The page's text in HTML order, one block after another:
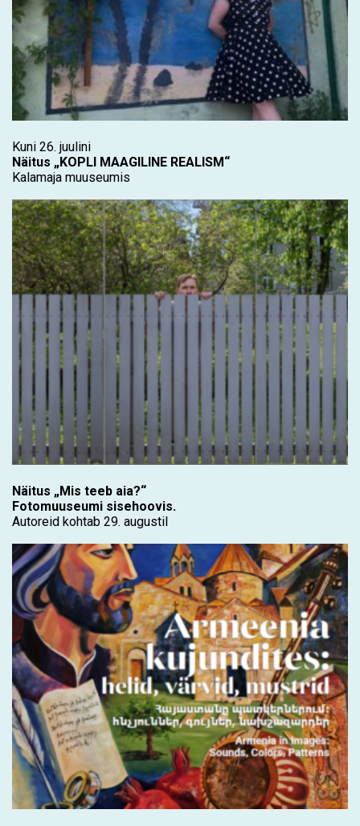
Kuni 26. juulini
Näitus „KOPLI MAAGILINE REALISM“
Kalamaja muuseumis
Näitus „Mis teeb aia?“
Fotomuuseumi sisehoovis.
Autoreid kohtab 29. augustil